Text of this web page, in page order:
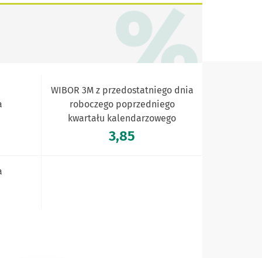
WIBOR 3M z przedostatniego dnia
roboczego poprzedniego
kwartału kalendarzowego
3,85